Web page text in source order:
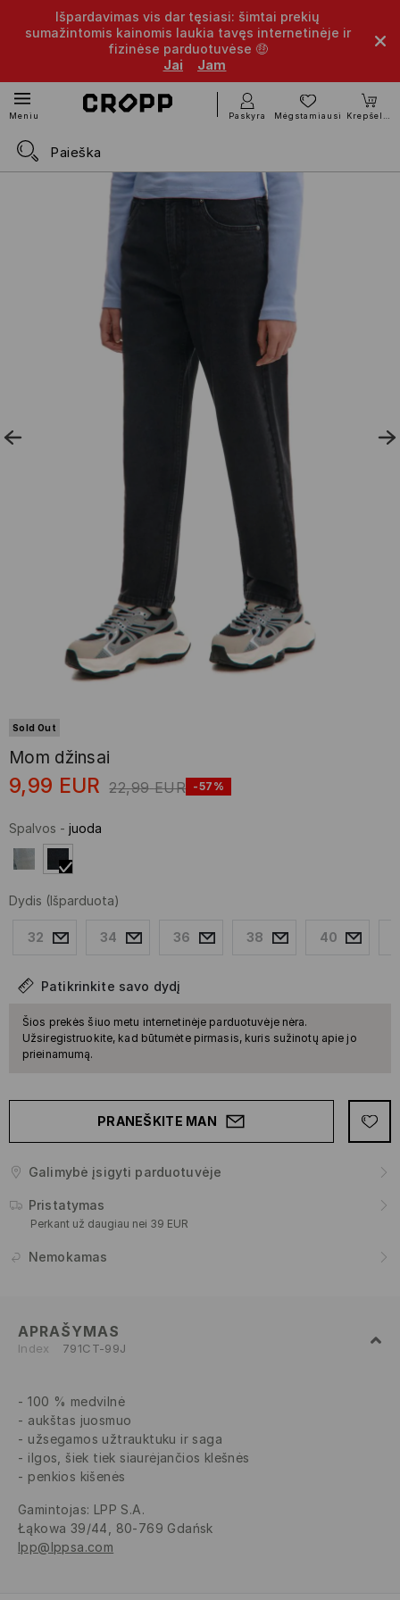
Išpardavimas vis dar tęsiasi: šimtai prekių
sumažintomis kainomis laukia tavęs internetinėje ir
fizinėse parduotuvėse 🤑
Jai
Jam
Meniu Paskyra Mėgstamiausi Krepšelis
Sold Out
Mom džinsai
9,99 EUR 22,99 EUR -57%
Spalvos - juoda
Dydis (Išparduota)
32 34 36 38 40
Patikrinkite savo dydį
Šios prekės šiuo metu internetinėje parduotuvėje nėra.
Užsiregistruokite, kad būtumėte pirmasis, kuris sužinotų apie jo
prieinamumą.
PRANEŠKITE MAN
Galimybė įsigyti parduotuvėje
Pristatymas
Perkant už daugiau nei 39 EUR
Nemokamas
APRAŠYMAS
Index 791CT-99J
100 % medvilnė
aukštas juosmuo
užsegamos užtrauktuku ir saga
ilgos, šiek tiek siaurėjančios klešnės
penkios kišenės
Gamintojas: LPP S.A.
Łąkowa 39/44, 80-769 Gdańsk
lpp@lppsa.com